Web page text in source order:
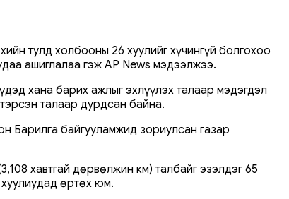
тулд холбооны 26 хуулийг хүчингүй болгохоо
ашиглалаа гэж AP News мэдээлжээ.
хана барих ажлыг эхлүүлэх талаар мэдэгдэл
талаар дурдсан байна.
Барилга байгууламжид зориулсан газар
хавтгай дөрвөлжин км) талбайг эзэлдэг 65
өртөх юм.